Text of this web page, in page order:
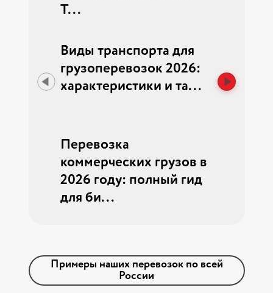
и...
Т...
Виды транспорта для
грузоперевозок 2026:
характеристики и та...
Перевозка
коммерческих грузов в
2026 году: полный гид
для би...
Примеры наших перевозок по всей
России